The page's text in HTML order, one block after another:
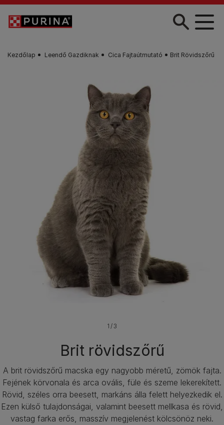
Skip to main content
Kezdőlap Leendő Gazdiknak Cica Fajtaútmutató Brit Rövidszőrű
Brit rövidszőrű
A brit rövidszőrű macska egy nagyobb méretű, zömök fajta.
Fejének körvonala és arca ovális, füle és szeme lekerekített.
Rövid, széles orra beesett, markáns álla felett helyezkedik el.
Ezen külső tulajdonságai, valamint beesett mellkasa és rövid,
vastag farka erős, masszív megjelenést kölcsönöz neki.
1 / 3